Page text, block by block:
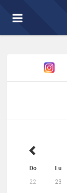
Toggle
navigation
Do Lu
22 23